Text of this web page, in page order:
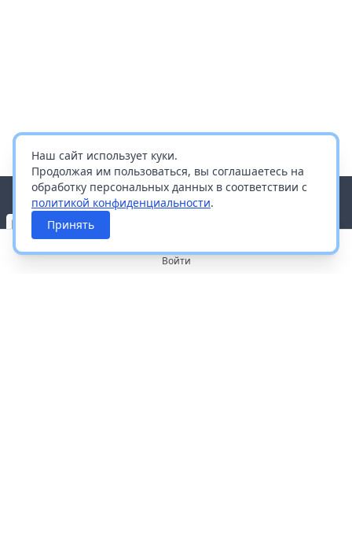
Наш сайт использует куки.
Продолжая им пользоваться, вы соглашаетесь на
обработку персональных данных в соответствии с
политикой конфиденциальности.
Принять
Войти